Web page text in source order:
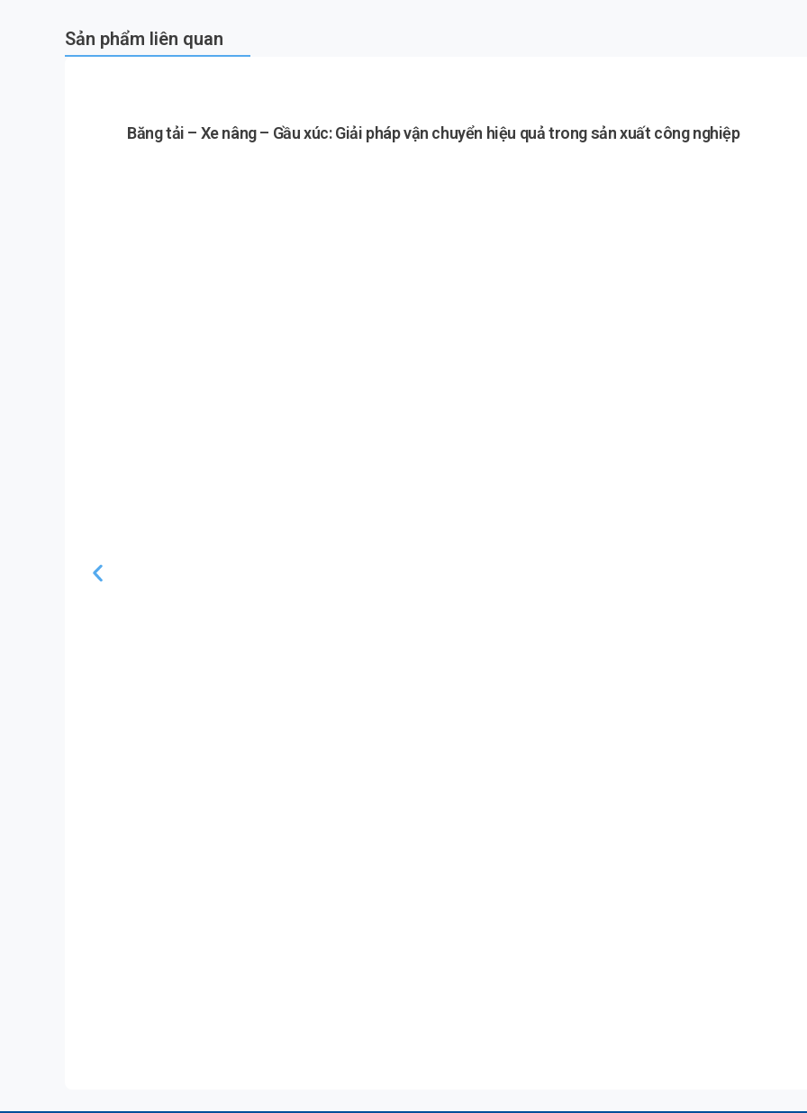
Sản phẩm liên quan
Băng tải – Xe nâng – Gầu xúc: Giải pháp vận chuyển hiệu quả trong sản xuất công nghiệp